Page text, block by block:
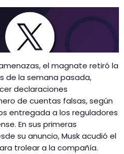
el magnate retiró la
de la semana pasada,
declaraciones
de cuentas falsas, según
entregada a los reguladores
En sus primeras
su anuncio, Musk acudió el
trolear a la compañía.